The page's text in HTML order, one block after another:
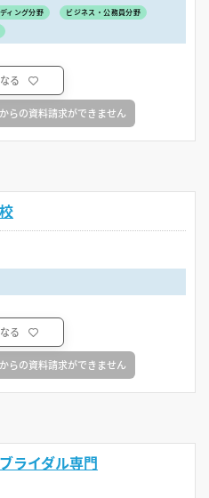
ィング分野
ビジネス・公務員分野
る
らの資料請求ができません
る
らの資料請求ができません
ライダル専門